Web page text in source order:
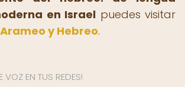
en Israel puedes visitar
Arameo y Hebreo.
VOZ EN TUS REDES!